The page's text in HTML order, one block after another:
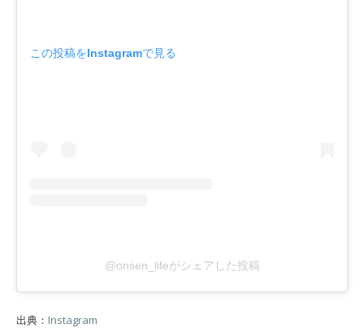
この投稿をInstagramで見る
@onsen_lifeがシェアした投稿
出典： Instagram